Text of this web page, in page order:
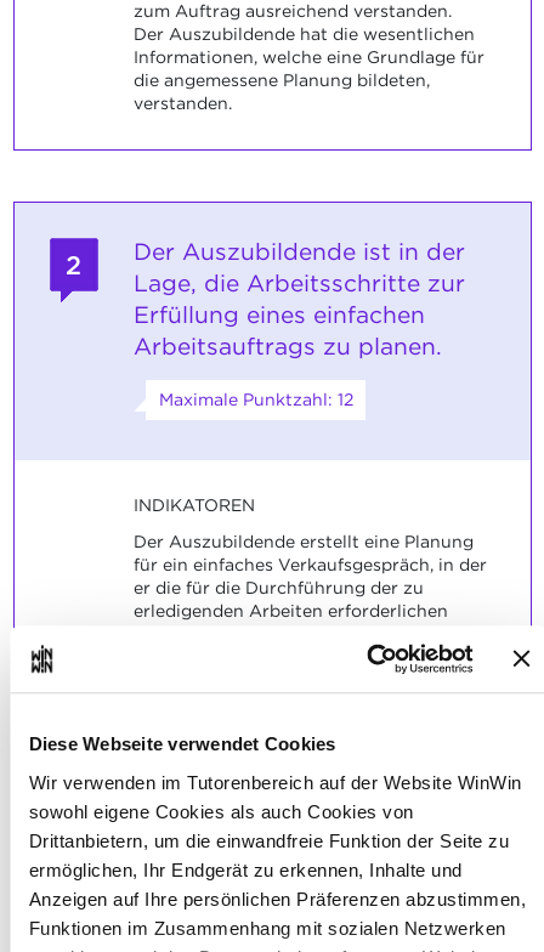
Diese Webseite verwendet Cookies
Wir verwenden im Tutorenbereich auf der Website WinWin
sowohl eigene Cookies als auch Cookies von
Drittanbietern, um die einwandfreie Funktion der Seite zu
ermöglichen, Ihr Endgerät zu erkennen, Inhalte und
Anzeigen auf Ihre persönlichen Präferenzen abzustimmen,
Funktionen im Zusammenhang mit sozialen Netzwerken
zum Auftrag ausreichend verstanden.
Der Auszubildende hat die wesentlichen
Informationen, welche eine Grundlage für
die angemessene Planung bildeten,
verstanden.
2
Der Auszubildende ist in der
Lage, die Arbeitsschritte zur
Erfüllung eines einfachen
Arbeitsauftrags zu planen.
Maximale Punktzahl: 12
INDIKATOREN
Der Auszubildende erstellt eine Planung
für ein einfaches Verkaufsgespräch, in der
er die für die Durchführung der zu
erledigenden Arbeiten erforderlichen
Der Auszubildende berücksichtigt die
wesentlichen Schritte, die zur Erfüllung
Vorbereitung vorgegebenen Fristen.
Die Planung war angemessen und
vollständig.
Der Auszubildende hat die wesentlichen
Schritte zur Durchführung eines einfachen
Verkaufsgesprächs angegeben.